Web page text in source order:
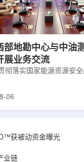
部地勘中心与中油
展业务交流
彻落实国家能源资源安
院，开展专项技术交流
井成套装备、井下探测、
测井解释、深井探测及多
技术体系，并结合实战案
06
获被动资金曝光
业链